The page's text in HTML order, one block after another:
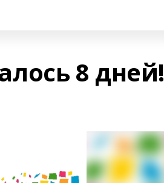
8 дней!